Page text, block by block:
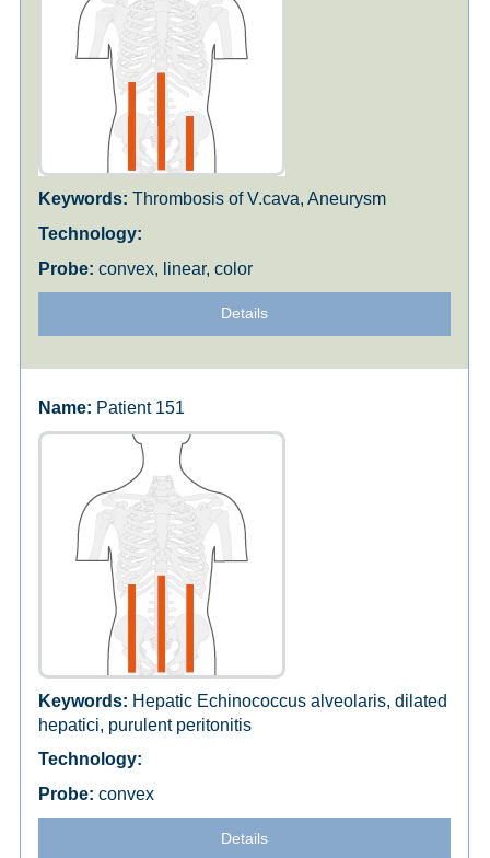
Thrombosis of V.cava, Aneurysm
convex, linear, color
Details
Patient 151
Hepatic Echinococcus alveolaris, dilated
hepatici, purulent peritonitis
convex
Details